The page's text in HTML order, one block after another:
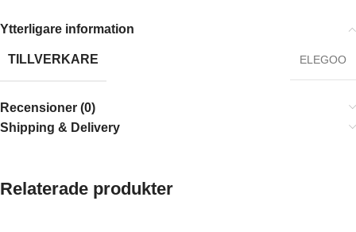
Ytterligare information
TILLVERKARE ELEGOO
Recensioner (0)
Shipping & Delivery
Relaterade produkter